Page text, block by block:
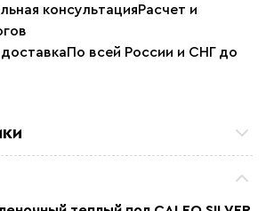
консультацияРасчет и
По всей России и СНГ до